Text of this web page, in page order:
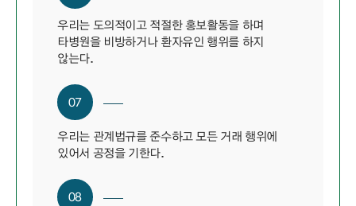
우리는 도의적이고 적절한 홍보활동을 하며
타병원을 비방하거나 환자유인 행위를 하지
않는다.
07
우리는 관계법규를 준수하고 모든 거래 행위에
있어서 공정을 기한다.
08